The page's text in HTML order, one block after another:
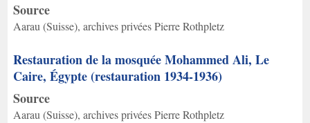
Source
Aarau (Suisse), archives privées Pierre Rothpletz
Restauration de la mosquée Mohammed Ali, Le
Caire, Égypte (restauration 1934-1936)
Source
Aarau (Suisse), archives privées Pierre Rothpletz